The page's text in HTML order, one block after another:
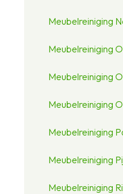
Meubelreiniging
Meubelreiniging
Meubelreiniging
Meubelreiniging
Meubelreiniging
Meubelreiniging
Meubelreiniging